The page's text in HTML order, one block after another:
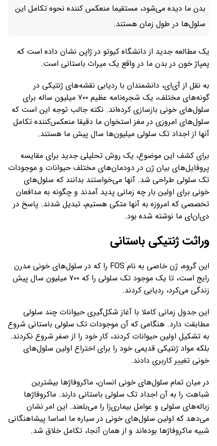
بدن ما دیده می‌شود، مستقیما منعکس کننده نحوه تکامل این
سلول‌ها در طول زمان هستند.
یک مطالعه جدید از دانشگاه کیوتو در ژاپن نشان داده است که
پمپاژ خون در بدن ما در واقع یک میراث باستانی است.
به نقل از آی‌ای، دانشمندان با ردیابی نقشه‌های ژنتیکی در
گونه‌های مختلف، یک شجره‌نامه عظیم ۷۰۰ میلیون ساله برای
سلول‌های خونی بازسازی کرده‌اند. نکته جالب توجه این است که
سلول‌های امروزی در مغز استخوان ما دقیقا منعکس‌کننده تکامل
آنها از اجداد تک سلولی میلیون‌ها سال پیش ما هستند.
برای کشف این موضوع، یک روش تحلیلی جدید برای مقایسه
پروفایل‌های بیان ژن در دودمان‌های مختلف حیوانات و موجودات
تک سلولی طراحی شد. آنها می‌خواستند بدانند که سلول‌های
خونی برای اولین بار چه زمانی پدید آمدند و چگونه به مدافعان
تخصصی که امروزه به آنها متکی هستیم، تبدیل شدند. پاسخ‌ در
دی‌ان‌ای ما نوشته شده بود.
وراثت ژنتیکی باستانی
این گروه، ژن خاصی به نام FOS را که در سلول‌های خونی مدرن
رایج است، تا یک موجود تک سلولی را که ۷۰۰ میلیون سال پیش
زندگی می‌کرد، ردیابی کردند.
این جدول زمانی کاملا با آغاز شکل‌گیری حیوانات چند سلولی
مطابقت دارد. هنگامی که آن موجودات تک سلولی باستانی شروع
به تشکیل اولین حیوانات کردند، کار خود را از صفر شروع نکردند.
بلکه مواد ژنتیکی قدیمی خود را برای اختراع اولین سلول‌های
خونی تغییر کاربری دادند.
در میان تمام سلول‌های خونی انسان، ماکروفاژها بیشترین
شباهت را به آن اجداد تک سلولی باستانی دارند. ماکروفاژها
زباله‌های سلولی و عوامل بیماری‌زا را می‌بلعند. این امر نشان
می‌دهد که اولین سلول‌های خونی در سیاره ما اساسا پیشاهنگانی
شبیه ماکروفاژها بوده‌اند و از همان آنجا، تکامل خلاق شد.